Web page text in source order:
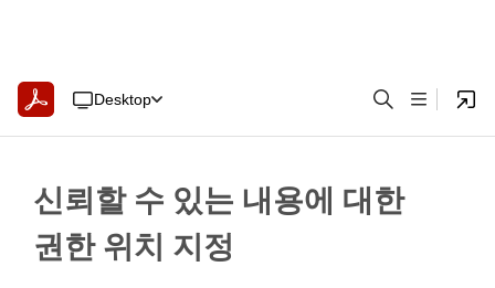
Desktop
신뢰할 수 있는 내용에 대한
권한 위치 지정